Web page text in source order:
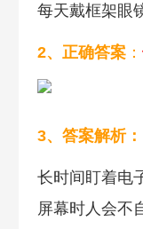
每天戴框架眼
2、正确答案：
3、答案解析：
长时间盯着电
屏幕时人会不